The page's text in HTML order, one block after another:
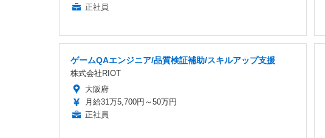
正社員
ゲームQAエンジニア/品質検証補助/スキルアップ支援
株式会社RIOT
大阪府
月給31万5,700円～50万円
正社員